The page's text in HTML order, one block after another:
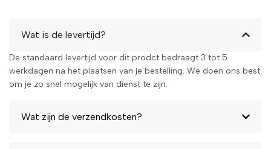
Wat is de levertijd?
De standaard levertijd voor dit prodct bedraagt 3 tot 5
werkdagen na het plaatsen van je bestelling. We doen ons best
om je zo snel mogelijk van dienst te zijn.
Wat zijn de verzendkosten?